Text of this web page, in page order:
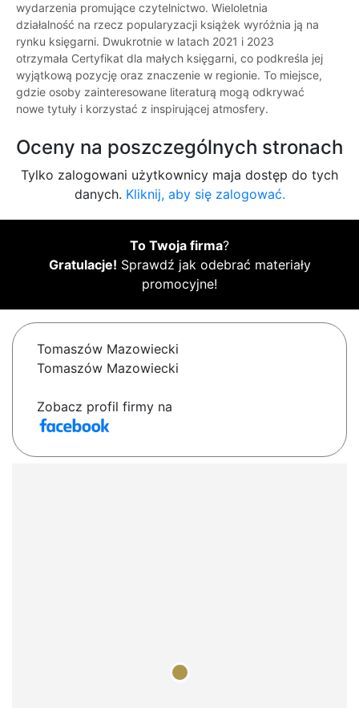
wydarzenia promujące czytelnictwo. Wieloletnia
działalność na rzecz popularyzacji książek wyróżnia ją na
rynku księgarni. Dwukrotnie w latach 2021 i 2023
otrzymała Certyfikat dla małych księgarni, co podkreśla jej
wyjątkową pozycję oraz znaczenie w regionie. To miejsce,
gdzie osoby zainteresowane literaturą mogą odkrywać
nowe tytuły i korzystać z inspirującej atmosfery.
Oceny na poszczególnych stronach
Tylko zalogowani użytkownicy maja dostęp do tych
danych. Kliknij, aby się zalogować.
To Twoja firma?
Gratulacje! Sprawdź jak odebrać materiały
promocyjne!
Tomaszów Mazowiecki
Tomaszów Mazowiecki
Zobacz profil firmy na